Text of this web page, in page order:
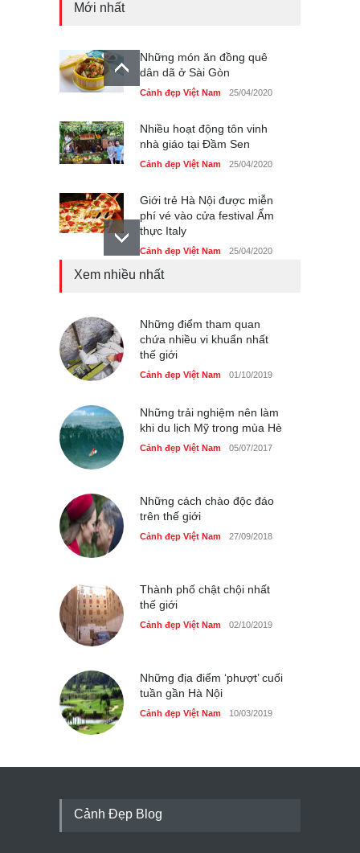
Mới nhất
Những món ăn đồng quê
dân dã ở Sài Gòn
Cảnh đẹp Việt Nam 25/04/2020
Nhiều hoạt động tôn vinh
nhà giáo tại Đầm Sen
Cảnh đẹp Việt Nam 25/04/2020
Giới trẻ Hà Nội được miễn
phí vé vào cửa festival Ẩm
thực Italy
Cảnh đẹp Việt Nam 25/04/2020
Cảnh đẹp Việt Nam 25/04/2020
Bán đảo Sơn Trà sẽ là khu
du lịch quốc gia
Xem nhiều nhất
Những điểm tham quan
chứa nhiều vi khuẩn nhất
thế giới
Cảnh đẹp Việt Nam 01/10/2019
Những trải nghiệm nên làm
khi du lịch Mỹ trong mùa Hè
Cảnh đẹp Việt Nam 05/07/2017
Những cách chào độc đáo
trên thế giới
Cảnh đẹp Việt Nam 27/09/2018
Thành phố chật chội nhất
thế giới
Cảnh đẹp Việt Nam 02/10/2019
Những địa điểm ‘phượt’ cuối
tuần gần Hà Nội
Cảnh đẹp Việt Nam 10/03/2019
Cảnh Đẹp Blog